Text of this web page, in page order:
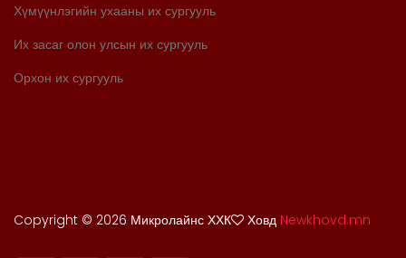
Хүмүүнлэгийн ухааны их сургууль
Их засаг олон улсын их сургууль
Орхон их сургууль
Copyright © 2026 Микролайнс ХХК Ховд Newkhovd.mn